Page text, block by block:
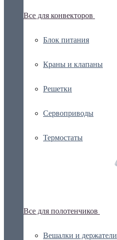
Все для конвекторов
Блок питания
Краны и клапаны
Решетки
Сервоприводы
Термостаты
Все для полотенчиков
Вешалки и держатели